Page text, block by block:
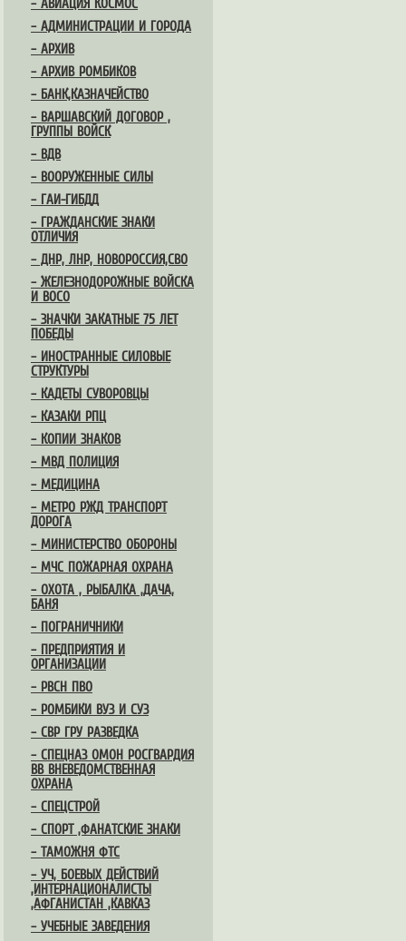
– АВИАЦИЯ КОСМОС
– АДМИНИСТРАЦИИ И ГОРОДА
– АРХИВ
– АРХИВ РОМБИКОВ
– БАНК,КАЗНАЧЕЙСТВО
– ВАРШАВСКИЙ ДОГОВОР ,
ГРУППЫ ВОЙСК
– ВДВ
– ВООРУЖЕННЫЕ СИЛЫ
– ГАИ-ГИБДД
– ГРАЖДАНСКИЕ ЗНАКИ
ОТЛИЧИЯ
– ДНР, ЛНР, НОВОРОССИЯ,СВО
– ЖЕЛЕЗНОДОРОЖНЫЕ ВОЙСКА
И ВОСО
– ЗНАЧКИ ЗАКАТНЫЕ 75 ЛЕТ
ПОБЕДЫ
– ИНОСТРАННЫЕ СИЛОВЫЕ
СТРУКТУРЫ
– КАДЕТЫ СУВОРОВЦЫ
– КАЗАКИ РПЦ
– КОПИИ ЗНАКОВ
– МВД ПОЛИЦИЯ
– МЕДИЦИНА
– МЕТРО РЖД ТРАНСПОРТ
ДОРОГА
– МИНИСТЕРСТВО ОБОРОНЫ
– МЧС ПОЖАРНАЯ ОХРАНА
– ОХОТА , РЫБАЛКА ,ДАЧА,
БАНЯ
– ПОГРАНИЧНИКИ
– ПРЕДПРИЯТИЯ И
ОРГАНИЗАЦИИ
– РВСН ПВО
– РОМБИКИ ВУЗ И СУЗ
– СВР ГРУ РАЗВЕДКА
– СПЕЦНАЗ ОМОН РОСГВАРДИЯ
ВВ ВНЕВЕДОМСТВЕННАЯ
ОХРАНА
– СПЕЦСТРОЙ
– СПОРТ ,ФАНАТСКИЕ ЗНАКИ
– ТАМОЖНЯ ФТС
– УЧ, БОЕВЫХ ДЕЙСТВИЙ
,ИНТЕРНАЦИОНАЛИСТЫ
,АФГАНИСТАН ,КАВКАЗ
– УЧЕБНЫЕ ЗАВЕДЕНИЯ